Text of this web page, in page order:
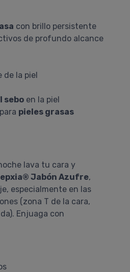
con brillo persistente
de profundo alcance
de la piel
sebo en la piel
pieles grasas
lava tu cara y
Jabón Azufre,
especialmente en las
(zona T de la cara,
Enjuaga con